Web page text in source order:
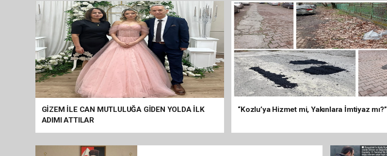
GİZEM İLE CAN MUTLULUĞA GİDEN YOLDA İLK
ADIMI ATTILAR
“Kozlu’ya Hizmet mi, Yakınlara İmtiyaz mı?”